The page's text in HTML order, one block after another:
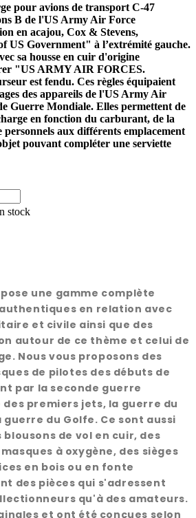
pour avions de transport C-47
B de l'US Army Air Force
en acajou, Cox & Stevens,
US Government" à l’extrémité gauche.
sa housse en cuir d'origine
"US ARMY AIR FORCES.
est fendu. Ces règles équipaient
des appareils de l'US Army Air
Guerre Mondiale. Elles permettent de
en fonction du carburant, de la
personnels aux différents emplacement
pouvant compléter une serviette
stock
une gamme complète
en relation avec
et civile ainsi que des
autour de ce thème et celui de
Nous vous proposons des
de pilotes des débuts de
par la seconde guerre
premiers jets, la guerre du
du Golfe. Ce sont aussi
de vol en cuir, des
à oxygène, des sièges
en bois ou en fonte
des pièces qui s'adressent
qu'à des amateurs.
et ont été conçues selon